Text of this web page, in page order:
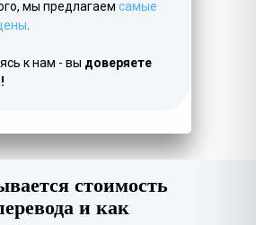
мы предлагаем самые
к нам - вы доверяете
стоимость
и как